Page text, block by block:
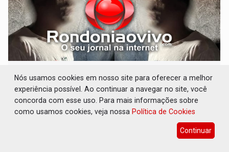
VULGO 'UNIÃO': Chefe de facção criminosa é
preso durante operação policial
Polícia 06 de Agosto de 2026 às 14:11
Acusado ainda tentou fugir para um matagal
Nós usamos cookies em nosso site para oferecer a melhor
experiência possível. Ao continuar a navegar no site, você
concorda com esse uso. Para mais informações sobre
como usamos cookies, veja nossa Política de Cookies
Continuar